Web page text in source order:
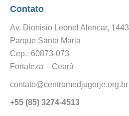
Contato
Av. Dionisio Leonel Alencar, 1443
Parque Santa Maria
Cep.: 60873-073
Fortaleza – Ceará
contato@centromedjugorje.org.br
+55 (85) 3274-4513